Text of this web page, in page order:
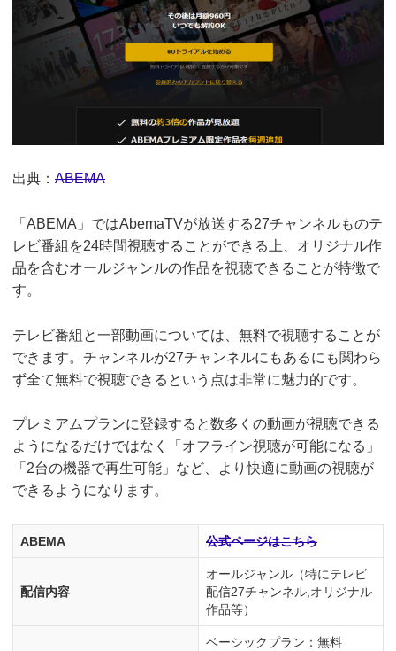
出典： ABEMA
「ABEMA」ではAbemaTVが放送する27チャンネルものテ
レビ番組を24時間視聴することができる上、オリジナル作
品を含むオールジャンルの作品を視聴できることが特徴で
す。
テレビ番組と一部動画については、無料で視聴することが
できます。チャンネルが27チャンネルにもあるにも関わら
ず全て無料で視聴できるという点は非常に魅力的です。
プレミアムプランに登録すると数多くの動画が視聴できる
ようになるだけではなく「オフライン視聴が可能になる」
「2台の機器で再生可能」など、より快適に動画の視聴が
できるようになります。
ABEMA 公式ページはこちら
配信内容
オールジャンル（特にテレビ
配信27チャンネル,オリジナル
作品等）
ベーシックプラン：無料